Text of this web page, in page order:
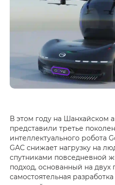
В этом году на Шанхайском
представили третье
интеллектуального робота
GAC снижает нагрузку на
спутниками повседневной
подход, основанный на двух
самостоятельная